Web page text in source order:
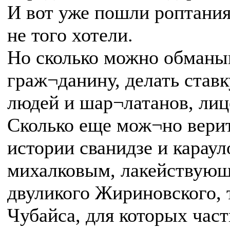
И вот уже пошли
не того хотели.
Но сколько можно
граж¬данину, делать
людей и шар¬латанов,
Сколько еще мож¬но
истории сванидзе и
михалковым,
двуликого
Чубайса, для которых